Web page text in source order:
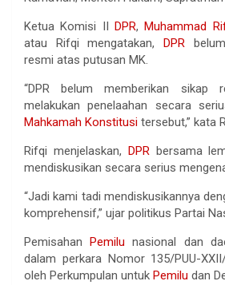
Ketua Komisi II DPR,Muhammad
atau Rifqi mengatakan, DPR
resmi atas putusan MK.
“DPR belum memberikan sikap
melakukan penelaahan secara
Mahkamah Konstitusi tersebut,” kata
Rifqi menjelaskan, DPR bersama
mendiskusikan secara serius
“Jadi kami tadi mendiskusikannya
komprehensif,” ujar politikus Partai
PemisahanPemilu nasional dan
dalam perkara Nomor 135/PUU-
oleh Perkumpulan untuk Pemilu dan